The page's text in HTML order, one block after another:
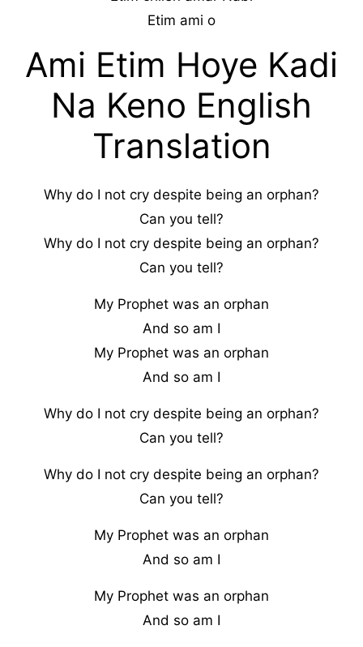
Etim ami o
Ami Etim Hoye Kadi
Na Keno English
Translation
Why do I not cry despite being an orphan?
Can you tell?
Why do I not cry despite being an orphan?
Can you tell?
My Prophet was an orphan
And so am I
My Prophet was an orphan
And so am I
Why do I not cry despite being an orphan?
Can you tell?
Why do I not cry despite being an orphan?
Can you tell?
My Prophet was an orphan
And so am I
My Prophet was an orphan
And so am I